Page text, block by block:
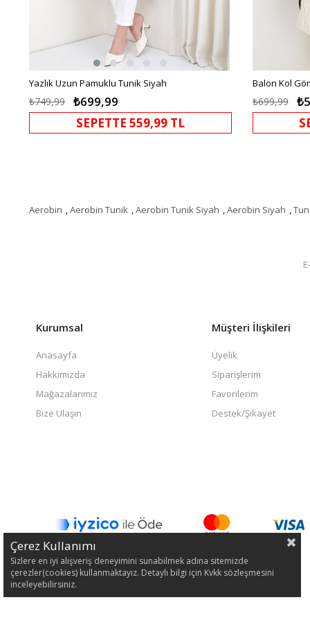
Yazlık Uzun Pamuklu Tunik Siyah
₺699,99
₺749,99
SEPETTE 559,99 TL
Balon Kol
₺699,99
Aerobin ,Aerobin Tunik ,Aerobin Tunik Siyah ,Aerobin Siyah ,
Kurumsal
Anasayfa
Hakkımızda
Mağazalarımız
Bize Ulaşın
Müşteri İlişkileri
Üyelik
Siparişlerim
Favorilerim
Destek/Şikayet
Çerez Kullanımı
Sizlere en iyi alışveriş deneyimini sunabilmek adına sitemizde
çerezler(cookies) kullanmaktayız. Detaylı bilgi için Kvkk sözleşmesini
inceleyebilirsiniz.